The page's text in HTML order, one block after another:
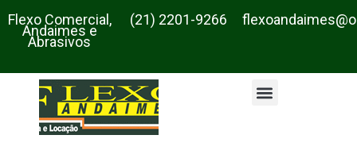
Flexo Comercial,
Andaimes e
Abrasivos
(21) 2201-9266